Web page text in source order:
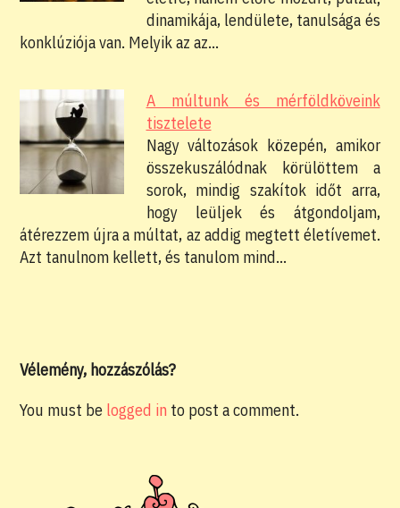
dinamikája, lendülete, tanulsága és
konklúziója van. Melyik az az…
A múltunk és mérföldköveink
tisztelete
Nagy változások közepén, amikor
összekuszálódnak körülöttem a
sorok, mindig szakítok időt arra,
hogy leüljek és átgondoljam,
átérezzem újra a múltat, az addig megtett életívemet.
Azt tanulnom kellett, és tanulom mind…
Vélemény, hozzászólás?
You must be logged in to post a comment.